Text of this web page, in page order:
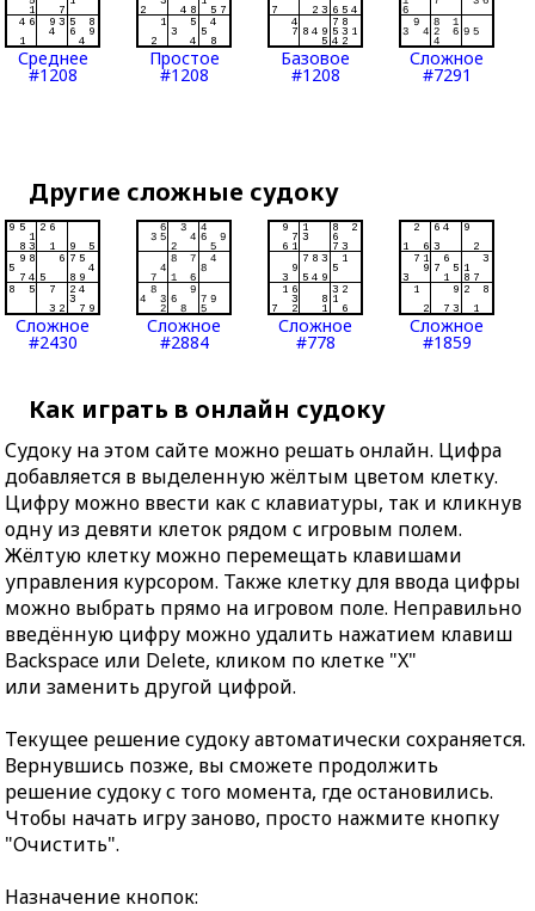
Среднее
#1208
Простое
#1208
Базовое
#1208
Сложное
#7291
Другие сложные судоку
Сложное
#2430
Сложное
#2884
Сложное
#778
Сложное
#1859
Как играть в онлайн судоку
Судоку на этом сайте можно решать онлайн. Цифра
добавляется в выделенную жёлтым цветом клетку.
Цифру можно ввести как с клавиатуры, так и кликнув
одну из девяти клеток рядом с игровым полем.
Жёлтую клетку можно перемещать клавишами
управления курсором. Также клетку для ввода цифры
можно выбрать прямо на игровом поле. Неправильно
введённую цифру можно удалить нажатием клавиш
Backspace или Delete, кликом по клетке "X"
или заменить другой цифрой.
Текущее решение судоку автоматически сохраняется.
Вернувшись позже, вы сможете продолжить
решение судоку с того момента, где остановились.
Чтобы начать игру заново, просто нажмите кнопку
"Очистить".
Назначение кнопок: